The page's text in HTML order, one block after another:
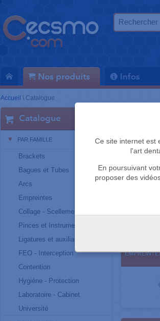
Nos produits Infos
Ce site internet est
l'art
En poursuivant
proposer des
Accueil \ Catalogue
Catalogue
PAR FAMILLE
Brackets
Bagues et Tubes
Arcs
Empreintes
Collage - Scellement
Pinces et Instruments
Ligatures et auxiliaires
FEO - Interception
Contention
Hygiène - Protection
Laboratoire - Cabinet
Université